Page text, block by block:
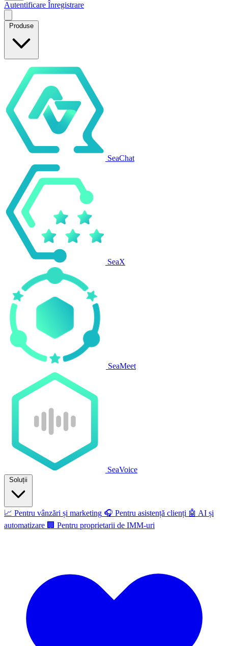
Autentificare Înregistrare
Produse
SeaChat
SeaX
SeaMeet
SeaVoice
Soluții
📈 Pentru vânzări și marketing 🎧 Pentru asistență clienți 🤖 AI și
automatizare 🏢 Pentru proprietarii de IMM-uri